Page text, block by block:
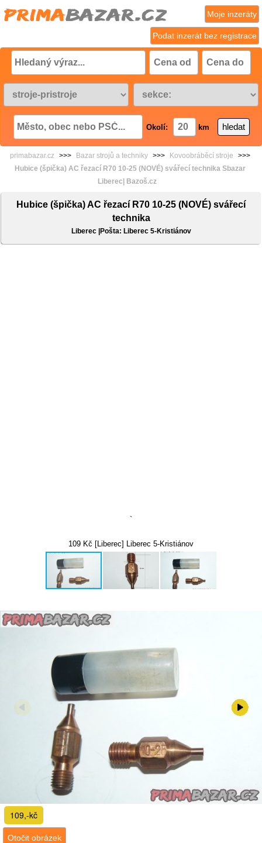
Podat inzerát bez registrace
Moje inzeráty
Okolí: km
primabazar.cz >>> Bazar strojů a techniky >>> Kovoobráběcí stroje
>>>
Hubice (špička) AC řezací R70 10-25 (NOVÉ) svářecí technika Sbazar
Liberec| Bazoš.cz
Hubice (špička) AC řezací R70 10-25 (NOVÉ) svářecí
technika
Liberec |Pošta: Liberec 5-Kristiánov
`
109 Kč [Liberec] Liberec 5-Kristiánov
109,-kč
Otočit obrázek